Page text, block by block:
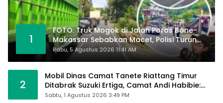
1
FOTO: Truk Mogok di Jalan Poros Bone-
Makassar Sebabkan Macet, Polisi Turun
Tangan
Rabu, 5 Agustus 2026 11:41 AM
2
Mobil Dinas Camat Tanete Riattang Timur
Ditabrak Suzuki Ertiga, Camat Andi Habibie:
Alhamdulillah Saya Baik-Baik Saja
Sabtu, 1 Agustus 2026 3:49 PM